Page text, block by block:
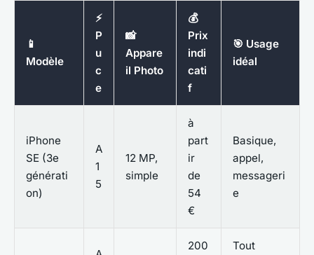
📱
Modèle
⚡
P
u
c
e
📸
Appare
il Photo
💰
Prix
indi
cati
f
🎯 Usage
idéal
iPhone
SE (3e
générati
on)
A
1
5
12 MP,
simple
à
part
ir
de
54
€
Basique,
appel,
messageri
e
200 Tout